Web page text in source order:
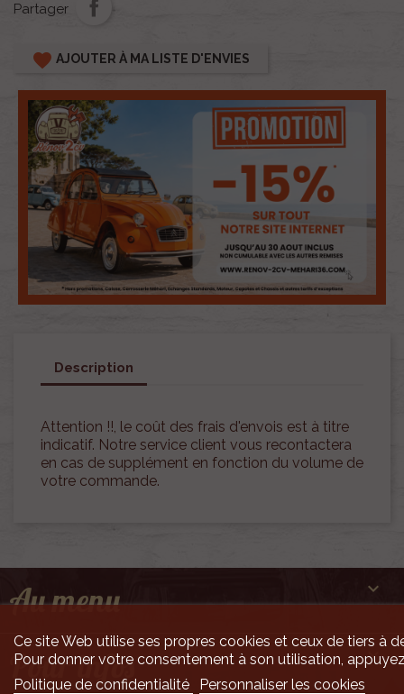
Partager
favorite AJOUTER À MA LISTE D'ENVIES
Description
Attention !!, le coût des frais d'envois est à titre
indicatif. Notre service client vous recontactera
en cas de supplément en fonction du volume de
votre commande.
Au menu 
Pour infos 
Ce site Web utilise ses propres cookies et ceux de tiers à
Pour donner votre consentement à son utilisation,
Politique de confidentialité
Personnaliser les cookies